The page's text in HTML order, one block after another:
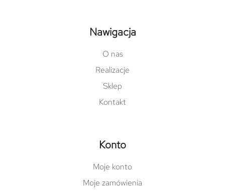
Nawigacja
O nas
Realizacje
Sklep
Kontakt
Konto
Moje konto
Moje zamówienia